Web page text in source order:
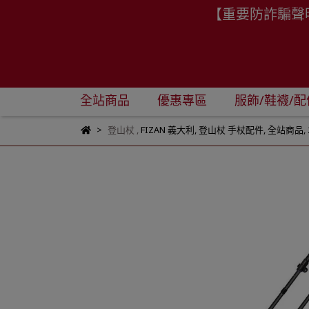
【重要防詐騙
全站商品 優惠專區 服飾/鞋襪/配
登山杖 ,FIZAN 義大利 ,登山杖 手杖配件,全站商品,